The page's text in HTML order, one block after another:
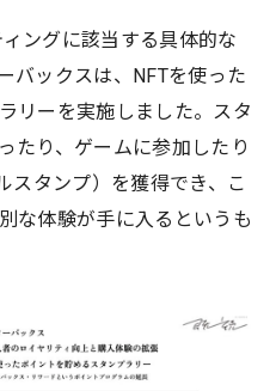
ングに該当する具体的な
バックスは、NFTを使った
リーを実施しました。スタ
たり、ゲームに参加したり
スタンプ）を獲得でき、こ
な体験が手に入るというも